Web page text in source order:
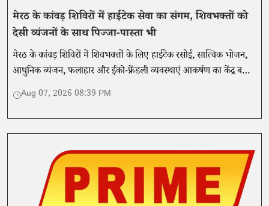
मेरठ के कांवड़ शिविरों में हाईटेक सेवा का संगम, शिवभक्तों को
देसी व्यंजनों के साथ पिज्जा-पास्ता भी
मेरठ के कांवड़ शिविरों में शिवभक्तों के लिए हाईटेक रसोई, सात्विक भोजन,
आधुनिक व्यंजन, फलाहार और ईको-फ्रेंडली व्यवस्थाएं आकर्षण का केंद्र बनी
हैं। प्रशासन गुणवत्ता और स्वच्छता की निगरानी कर रहा है।
Aug 07, 2026 08:39 PM